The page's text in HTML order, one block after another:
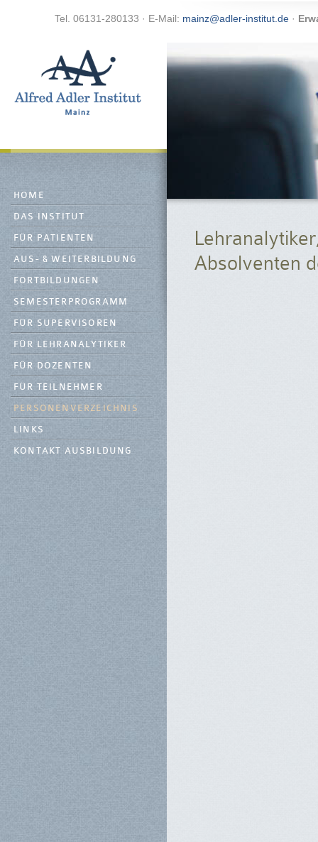
Tel. 06131-280133 · E-Mail: mainz@adler-institut.de ·
HOME
DAS INSTITUT
FÜR PATIENTEN
AUS- & WEITERBILDUNG
FORTBILDUNGEN
SEMESTERPROGRAMM
FÜR SUPERVISOREN
FÜR LEHRANALYTIKER
FÜR DOZENTEN
FÜR TEILNEHMER
PERSONENVERZEICHNIS
LINKS
KONTAKT AUSBILDUNG
Absolventen